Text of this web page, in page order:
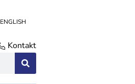
ENGLISH
Kontakt